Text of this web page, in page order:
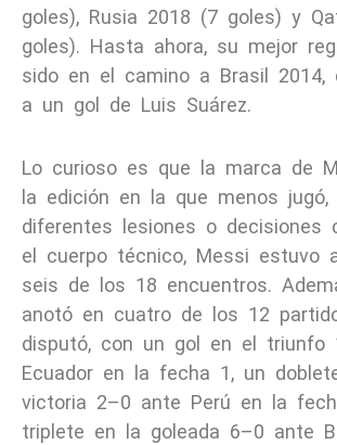
goles), Rusia 2018 (7 goles) y
goles). Hasta ahora, su mejor
sido en el camino a Brasil 2014,
a un gol de Luis Suárez.
Lo curioso es que la marca de
la edición en la que menos
diferentes lesiones o decisiones
el cuerpo técnico, Messi estuvo
seis de los 18 encuentros.
anotó en cuatro de los 12
disputó, con un gol en el triunfo
Ecuador en la fecha 1, un
victoria 2–0 ante Perú en la
triplete en la goleada 6–0 ante